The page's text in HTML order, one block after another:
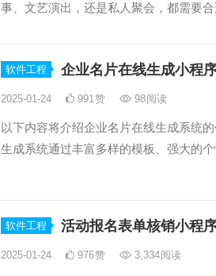
事、文艺演出，还是私人聚会，都需要
软件工程 企业名片在线生成小程
2025-01-24 991赞 98阅读
以下内容将介绍企业名片在线生成系统
生成系统通过丰富多样的模板、强大的
软件工程 活动报名表单核销小程
2025-01-24 976赞 3,334阅读